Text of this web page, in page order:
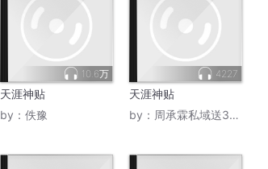
10.6万
天涯神贴
by： 佚豫
4227
天涯神贴
by： 周承霖私域送30套方法